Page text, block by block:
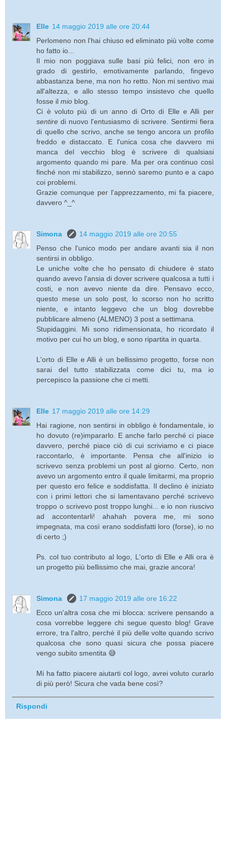
Elle 14 maggio 2019 alle ore 20:44
Perlomeno non l'hai chiuso ed eliminato più volte come
ho fatto io...
Il mio non poggiava sulle basi più felici, non ero in
grado di gestirlo, emotivamente parlando, fingevo
abbastanza bene, ma non ho retto. Non mi sentivo mai
all'altezza, e allo stesso tempo insistevo che quello
fosse ilmio blog.
Ci è voluto più di un anno di Orto di Elle e Alli per
sentire di nuovo l'entusiasmo di scrivere. Sentirmi fiera
di quello che scrivo, anche se tengo ancora un profilo
freddo e distaccato. E l'unica cosa che davvero mi
manca del vecchio blog è scrivere di qualsiasi
argomento quando mi pare. Ma per ora continuo così
finché non mi stabilizzo, sennò saremo punto e a capo
coi problemi.
Grazie comunque per l'apprezzamento, mi fa piacere,
davvero ^_^
Simona
14 maggio 2019 alle ore 20:55
Penso che l'unico modo per andare avanti sia il non
sentirsi in obbligo.
Le uniche volte che ho pensato di chiudere è stato
quando avevo l'ansia di dover scrivere qualcosa a tutti i
costi, e non avevo niente da dire. Pensavo ecco,
questo mese un solo post, lo scorso non ho scritto
niente, e intanto leggevo che un blog dovrebbe
pubblicare almeno (ALMENO) 3 post a settimana.
Stupidaggini. Mi sono ridimensionata, ho ricordato il
motivo per cui ho un blog, e sono ripartita in quarta.
L'orto di Elle e Alli è un bellissimo progetto, forse non
sarai del tutto stabilizzata come dici tu, ma io
percepisco la passione che ci metti.
Elle 17 maggio 2019 alle ore 14:29
Hai ragione, non sentirsi in obbligo è fondamentale, io
ho dovuto (re)impararlo. E anche farlo perché ci piace
davvero, perché piace ciò di cui scriviamo e ci piace
raccontarlo, è importante. Pensa che all'inizio io
scrivevo senza problemi un post al giorno. Certo, non
avevo un argomento entro il quale limitarmi, ma proprio
per questo ero felice e soddisfatta. Il declino è iniziato
con i primi lettori che si lamentavano perché scrivevo
troppo o scrivevo post troppo lunghi... e io non riuscivo
ad accontentarli! ahahah povera me, mi sono
impegnata, ma così erano soddisfatti loro (forse), io no
di certo ;)
Ps. col tuo contributo al logo, L'orto di Elle e Alli ora è
un progetto più bellissimo che mai, grazie ancora!
Simona
17 maggio 2019 alle ore 16:22
Ecco un'altra cosa che mi blocca: scrivere pensando a
cosa vorrebbe leggere chi segue questo blog! Grave
errore, tra l'altro, perché il più delle volte quando scrivo
qualcosa che sono quasi sicura che possa piacere
vengo subito smentita 😅
Mi ha fatto piacere aiutarti col logo, avrei voluto curarlo
di più però! Sicura che vada bene così?
Rispondi